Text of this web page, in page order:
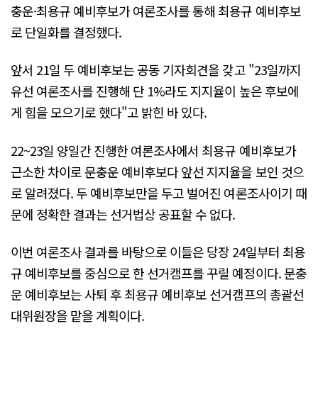
충운·최용규 예비후보가 여론조사를 통해 최용규 예비후보
로 단일화를 결정했다.
앞서 21일 두 예비후보는 공동 기자회견을 갖고 "23일까지
유선 여론조사를 진행해 단 1%라도 지지율이 높은 후보에
게 힘을 모으기로 했다"고 밝힌 바 있다.
22~23일 양일간 진행한 여론조사에서 최용규 예비후보가
근소한 차이로 문충운 예비후보다 앞선 지지율을 보인 것으
로 알려졌다. 두 예비후보만을 두고 벌어진 여론조사이기 때
문에 정확한 결과는 선거법상 공표할 수 없다.
이번 여론조사 결과를 바탕으로 이들은 당장 24일부터 최용
규 예비후보를 중심으로 한 선거캠프를 꾸릴 예정이다. 문충
운 예비후보는 사퇴 후 최용규 예비후보 선거캠프의 총괄선
대위원장을 맡을 계획이다.